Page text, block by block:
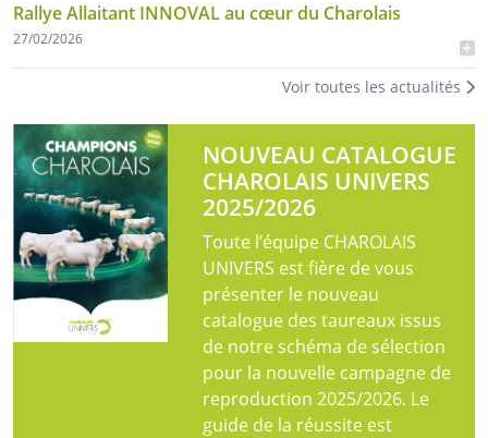
Rallye Allaitant INNOVAL au cœur du Charolais
27/02/2026
Voir toutes les actualités
NOUVEAU CATALOGUE
CHAROLAIS UNIVERS
2025/2026
Toute l’équipe CHAROLAIS
UNIVERS est fière de vous
présenter le nouveau
catalogue des taureaux issus
de notre schéma de sélection
pour la nouvelle campagne de
reproduction 2025/2026. Le
guide de la réussite est